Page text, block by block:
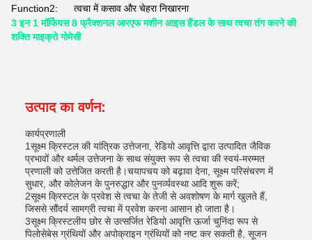
Function2:
त्वचा में कसाव और चेहरा निखारना
3 इन 1 मॉर्फियस 8 फ्रैक्शनल आरएफ मशीन आइस हैंडल के साथ त्वचा तंग करने की
शक्ति माइक्रो गोमेसी
उत्पाद का वर्णन:
कार्यप्रणाली
1सूक्ष्म क्रिस्टल की यांत्रिक उत्तेजना, रेडियो आवृत्ति द्वारा उत्पादित जैविक
प्रभावों और थर्मल उत्तेजना के साथ संयुक्त रूप से त्वचा की स्वयं-मरम्मत
प्रणाली को उत्तेजित करती है।चयापचय को बढ़ावा देना, सूक्ष्म परिसंचरण में
सुधार, और कोलेजन के पुनरुद्धार और पुनर्व्यवस्था आदि शुरू करें;
2सूक्ष्म क्रिस्टल के प्रवेश से त्वचा के तेजी से अवशोषण के मार्ग खुलते हैं,
जिससे सौंदर्य सामग्री त्वचा में प्रवेश करना आसान हो जाता है।
3सूक्ष्म क्रिस्टलीय छोर से उत्सर्जित रेडियो आवृत्ति ऊर्जा चुनिंदा रूप से
पिलोसेबेस ग्रंथियों और अपोक्राइन ग्रंथियों को नष्ट कर सकती है, सूजन